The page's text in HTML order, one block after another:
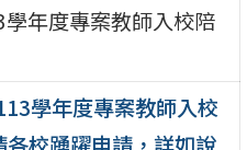
年度專案教師入校陪
學年度專案教師入校